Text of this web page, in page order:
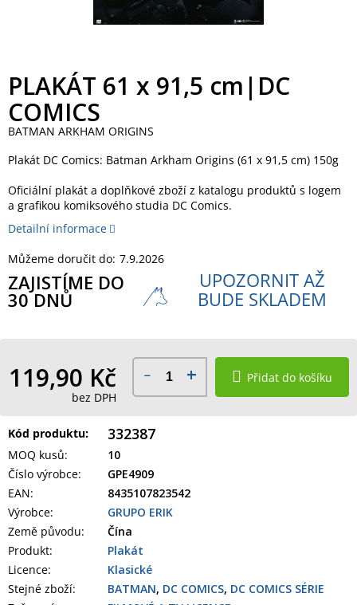
PLAKÁT 61 x 91,5 cm|DC
COMICS
BATMAN ARKHAM ORIGINS
Plakát DC Comics: Batman Arkham Origins (61 x 91,5 cm) 150g
Oficiální plakát a doplňkové zboží z katalogu produktů s logem
a grafikou komiksového studia DC Comics.
Detailní informace
Můžeme doručit do: 7.9.2026
ZAJISTÍME DO
30 DNŮ
UPOZORNIT AŽ
BUDE SKLADEM
119,90 Kč
bez DPH
Přidat do košíku
Kód produktu: 332387
MOQ kusů:
10
Číslo výrobce:
GPE4909
EAN:
8435107823542
Výrobce:
GRUPO ERIK
Země původu:
Čína
Produkt:
Plakát
Licence:
Klasické
Stejné zboží:
BATMAN, DC COMICS, DC COMICS SÉRIE